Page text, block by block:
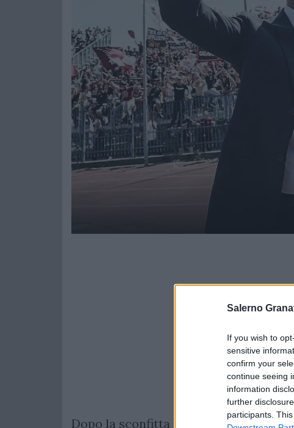
Salerno
If you wish to
sensitive
confirm your
continue seeing
information
further
participants.
Dopo la sconfitta interna con il Milan,